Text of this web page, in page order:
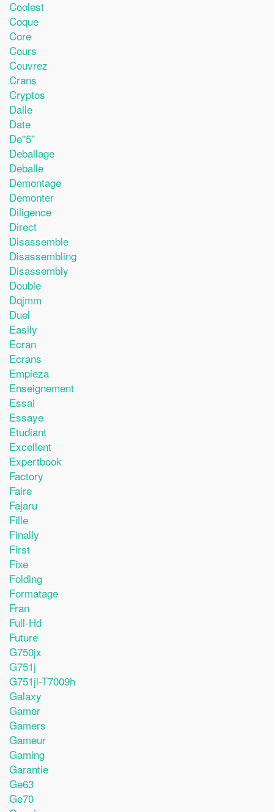
Coolest
Coque
Core
Cours
Couvrez
Crans
Cryptos
Dalle
Date
De''5''
Deballage
Deballe
Demontage
Demonter
Diligence
Direct
Disassemble
Disassembling
Disassembly
Double
Dqjmm
Duel
Easily
Ecran
Ecrans
Empieza
Enseignement
Essai
Essaye
Etudiant
Excellent
Expertbook
Factory
Faire
Fajaru
Fille
Finally
First
Fixe
Folding
Formatage
Fran
Full-Hd
Future
G750jx
G751j
G751jl-T7009h
Galaxy
Gamer
Gamers
Gameur
Gaming
Garantie
Ge63
Ge70